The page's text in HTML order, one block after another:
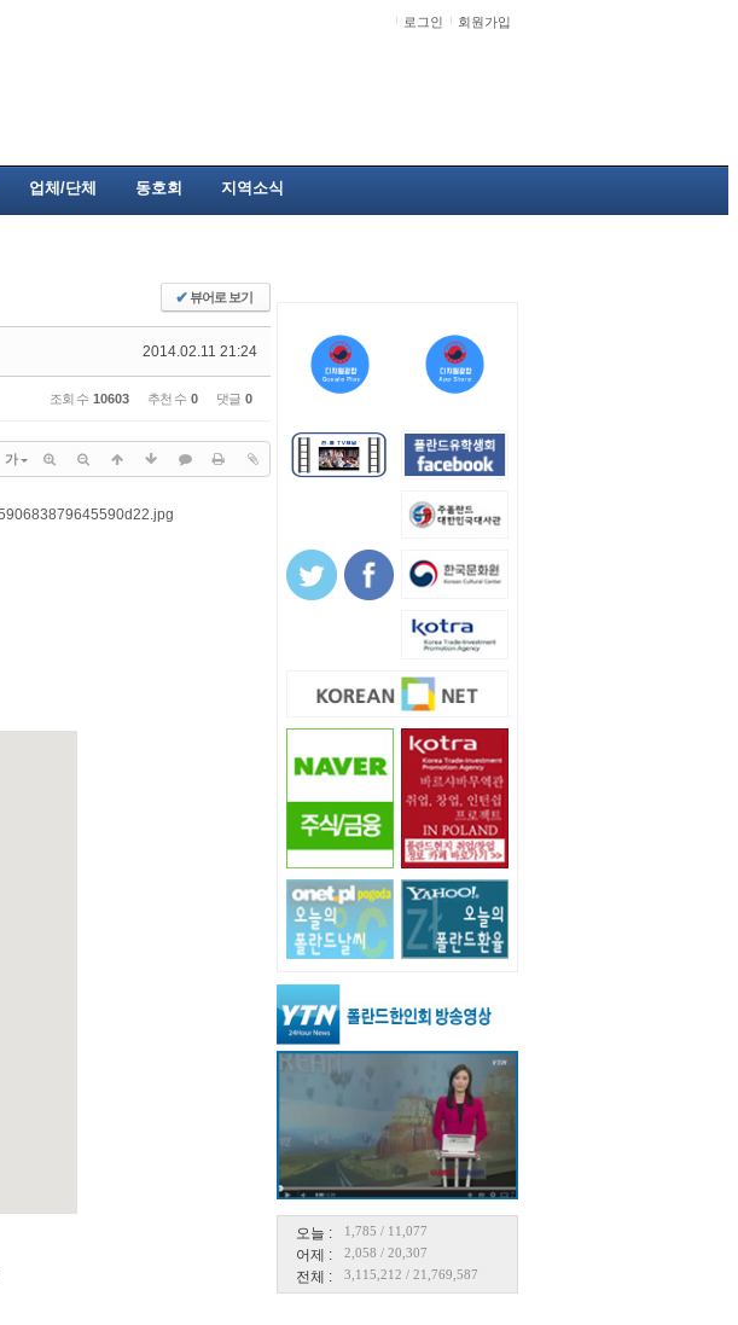
로그인 회원가입
업체/단체 동호회 지역소식
오늘 : 1,785 / 11,077
어제 : 2,058 / 20,307
전체 : 3,115,212 / 21,769,587
✔뷰어로 보기
2014.02.11 21:24
조회 수 10603 추천 수 0 댓글 0
가